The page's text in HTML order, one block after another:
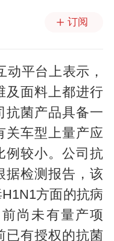
订阅
平台上表示，
及面料上都进行
抗菌产品具备一
关车型上量产应
例较小。公司抗
据检测报告，该
方面的抗病
尚未有量产项
已有授权的抗菌